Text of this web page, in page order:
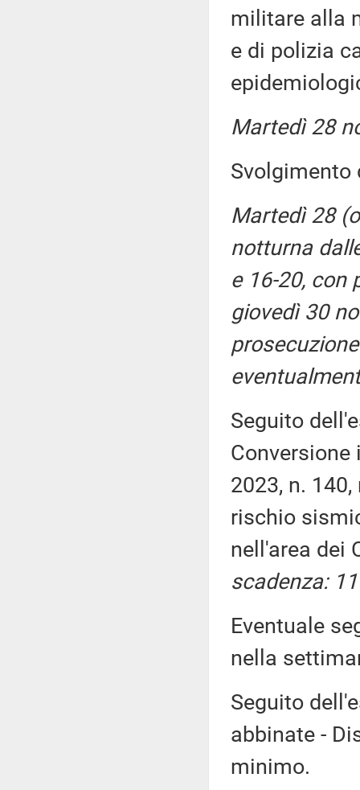
militare alla
e di polizia
Martedì 28
Svolgimento
Martedì 28
notturna
e 16-20, con
giovedì 30
Seguito
Conversione
2023, n.
rischio
nell'area dei
scadenza:
Eventuale
nella
Seguito
abbinate -
minimo.